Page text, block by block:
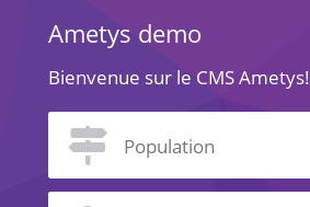
Ametys demo
Bienvenue sur le CMS Ametys!